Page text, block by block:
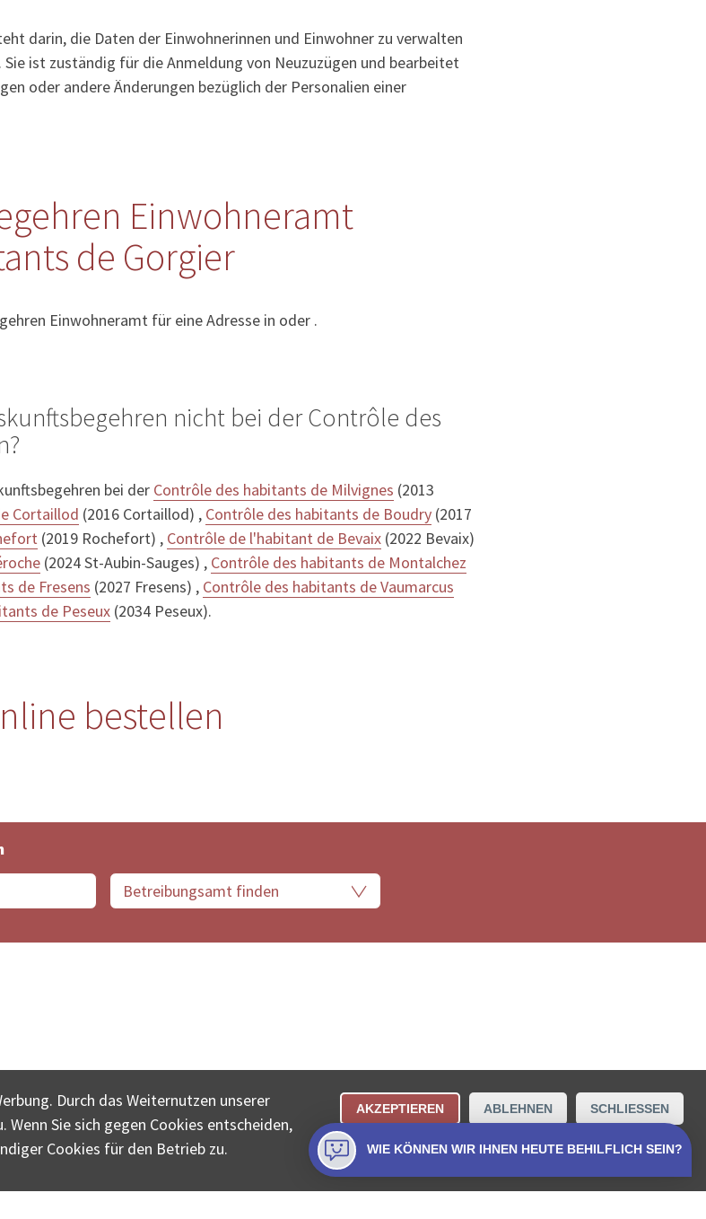
darin, die Daten der Einwohnerinnen und Einwohner zu verwalten
ist zuständig für die Anmeldung von Neuzuzügen und bearbeitet
oder andere Änderungen bezüglich der Personalien einer
Einwohneramt
de Gorgier
Einwohneramt für eine Adresse in oder .
nicht bei der Contrôle des
bei der Contrôle des habitants de Milvignes (2013
Cortaillod (2016 Cortaillod) , Contrôle des habitants de Boudry (2017
(2019 Rochefort) , Contrôle de l'habitant de Bevaix (2022 Bevaix)
(2024 St-Aubin-Sauges) , Contrôle des habitants de Montalchez
de Fresens (2027 Fresens) , Contrôle des habitants de Vaumarcus
de Peseux (2034 Peseux).
bestellen
Durch das Weiternutzen unserer
Sie sich gegen Cookies entscheiden,
Cookies für den Betrieb zu.
AKZEPTIEREN ABLEHNEN SCHLIESSEN
WIE KÖNNEN WIR IHNEN HEUTE BEHILFLICH SEIN?
© COLLECTA AG
ist eine Dienstleistungsplattform der Collecta AG.